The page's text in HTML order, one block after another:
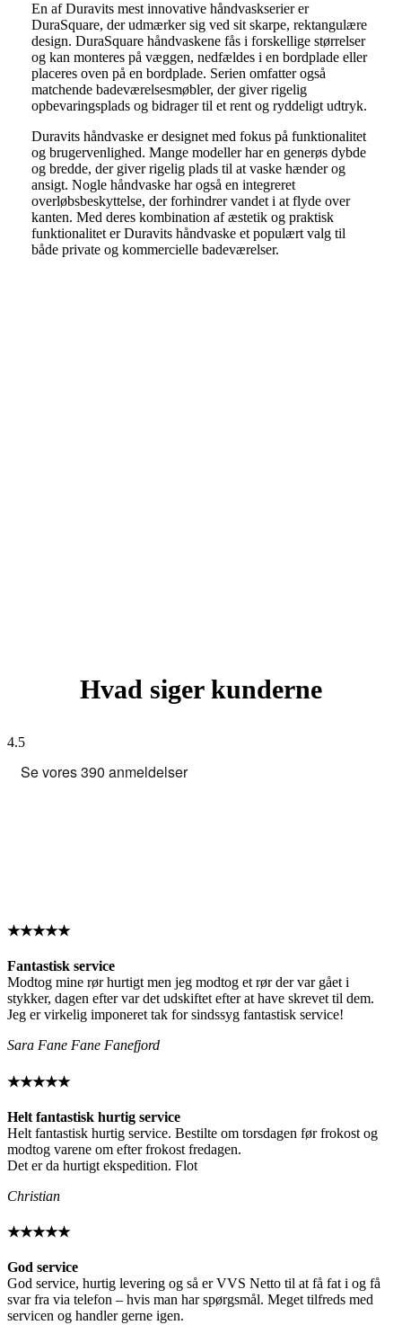
En af Duravits mest innovative håndvaskserier er
DuraSquare, der udmærker sig ved sit skarpe, rektangulære
design. DuraSquare håndvaskene fås i forskellige størrelser
og kan monteres på væggen, nedfældes i en bordplade eller
placeres oven på en bordplade. Serien omfatter også
matchende badeværelsesmøbler, der giver rigelig
opbevaringsplads og bidrager til et rent og ryddeligt udtryk.
Duravits håndvaske er designet med fokus på funktionalitet
og brugervenlighed. Mange modeller har en generøs dybde
og bredde, der giver rigelig plads til at vaske hænder og
ansigt. Nogle håndvaske har også en integreret
overløbsbeskyttelse, der forhindrer vandet i at flyde over
kanten. Med deres kombination af æstetik og praktisk
funktionalitet er Duravits håndvaske et populært valg til
både private og kommercielle badeværelser.
Hvad siger kunderne
4.5
★★★★★
Fantastisk service
Modtog mine rør hurtigt men jeg modtog et rør der var gået i
stykker, dagen efter var det udskiftet efter at have skrevet til dem.
Jeg er virkelig imponeret tak for sindssyg fantastisk service!
Sara Fane Fane Fanefjord
★★★★★
Helt fantastisk hurtig service
Helt fantastisk hurtig service. Bestilte om torsdagen før frokost og
modtog varene om efter frokost fredagen.
Det er da hurtigt ekspedition. Flot
Christian
★★★★★
God service
God service, hurtig levering og så er VVS Netto til at få fat i og få
svar fra via telefon – hvis man har spørgsmål. Meget tilfreds med
servicen og handler gerne igen.